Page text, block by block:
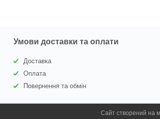
Умови доставки та оплати
Доставка
Оплата
Повернення та обмін
Сайт створений на